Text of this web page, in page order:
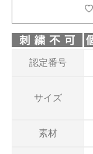
認定番号
サイズ
素材